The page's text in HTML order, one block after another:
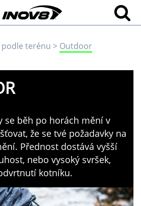
podle terénu Outdoor
se běh po horách mění v
že se tvé požadavky na
Přednost dostává vyšší
nebo vysoký svršek,
kotníku.